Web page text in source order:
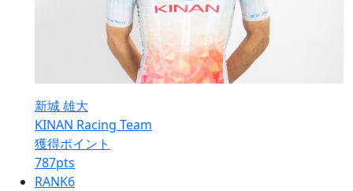
新城 雄大
KINAN Racing Team
獲得ポイント
787pts
RANK6